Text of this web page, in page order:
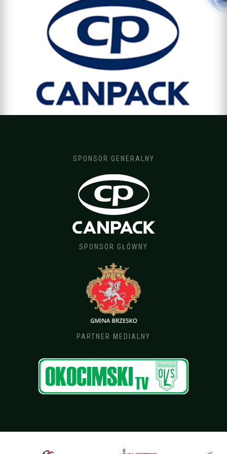
SPONSOR GENERALNY
SPONSOR GŁÓWNY
PARTNER MEDIALNY